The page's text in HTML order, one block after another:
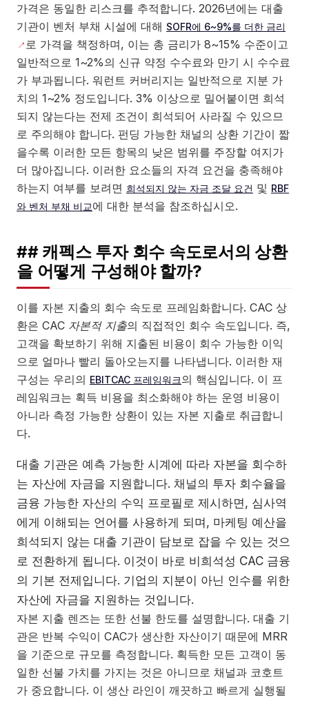
가격은 동일한 리스크를 추적합니다. 2026년에는 대출
기관이 벤처 부채 시설에 대해 SOFR에 6~9%를 더한 금리
로 가격을 책정하며, 이는 총 금리가 8~15% 수준이고
일반적으로 1~2%의 신규 약정 수수료와 만기 시 수수료
가 부과됩니다. 워런트 커버리지는 일반적으로 지분 가
치의 1~2% 정도입니다. 3% 이상으로 밀어붙이면 희석
되지 않는다는 전제 조건이 희석되어 사라질 수 있으므
로 주의해야 합니다. 펀딩 가능한 채널의 상환 기간이 짧
을수록 이러한 모든 항목의 낮은 범위를 주장할 여지가
더 많아집니다. 이러한 요소들의 자격 요건을 충족해야
하는지 여부를 보려면 희석되지 않는 자금 조달 요건 및 RBF
와 벤처 부채 비교에 대한 분석을 참조하십시오.
## 캐펙스 투자 회수 속도로서의 상환
을 어떻게 구성해야 할까?
이를 자본 지출의 회수 속도로 프레임화합니다. CAC 상
환은 CAC 자본적 지출의 직접적인 회수 속도입니다. 즉,
고객을 확보하기 위해 지출된 비용이 회수 가능한 이익
으로 얼마나 빨리 돌아오는지를 나타냅니다. 이러한 재
구성는 우리의 EBITCAC 프레임워크의 핵심입니다. 이 프
레임워크는 획득 비용을 최소화해야 하는 운영 비용이
아니라 측정 가능한 상환이 있는 자본 지출로 취급합니
다.
대출 기관은 예측 가능한 시계에 따라 자본을 회수하
는 자산에 자금을 지원합니다. 채널의 투자 회수율을
금융 가능한 자산의 수익 프로필로 제시하면, 심사역
에게 이해되는 언어를 사용하게 되며, 마케팅 예산을
희석되지 않는 대출 기관이 담보로 잡을 수 있는 것으
로 전환하게 됩니다. 이것이 바로 비희석성 CAC 금융
의 기본 전제입니다. 기업의 지분이 아닌 인수를 위한
자산에 자금을 지원하는 것입니다.
자본 지출 렌즈는 또한 선불 한도를 설명합니다. 대출 기
관은 반복 수익이 CAC가 생산한 자산이기 때문에 MRR
을 기준으로 규모를 측정합니다. 획득한 모든 고객이 동
일한 선불 가치를 가지는 것은 아니므로 채널과 코호트
가 중요합니다. 이 생산 라인이 깨끗하고 빠르게 실행될